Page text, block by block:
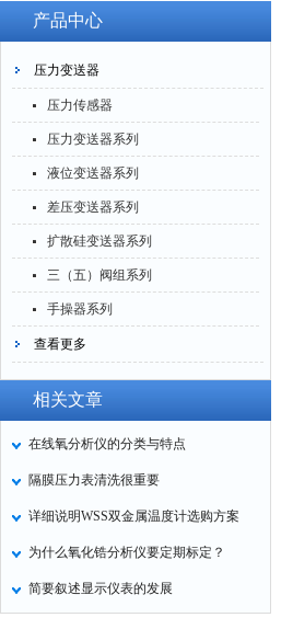
产品中心
压力变送器
压力传感器
压力变送器系列
液位变送器系列
差压变送器系列
扩散硅变送器系列
三（五）阀组系列
手操器系列
查看更多
相关文章
在线氧分析仪的分类与特点
隔膜压力表清洗很重要
详细说明WSS双金属温度计选购方案
为什么氧化锆分析仪要定期标定？
简要叙述显示仪表的发展